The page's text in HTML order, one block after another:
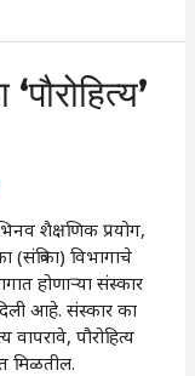
शैक्षणिक प्रयोग,
विभागाचे
होणार्‍या संस्कार
आहे. संस्कार का
पौरोहित्य
मिळतील.